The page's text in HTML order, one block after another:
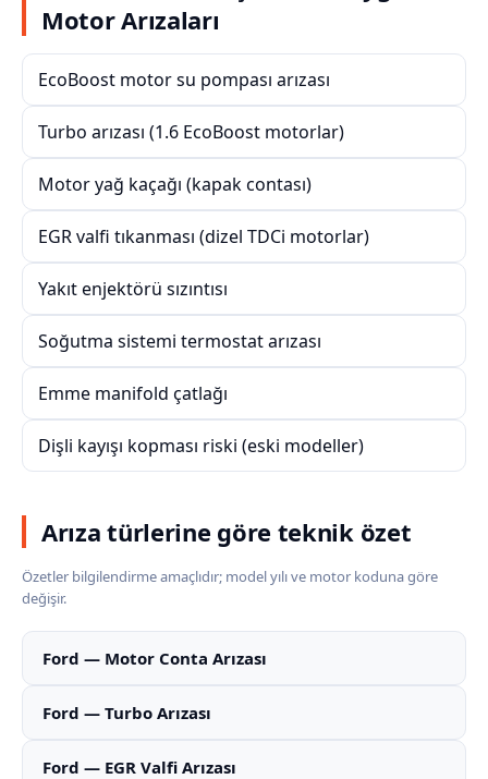
Motor Arızaları
EcoBoost motor su pompası arızası
Turbo arızası (1.6 EcoBoost motorlar)
Motor yağ kaçağı (kapak contası)
EGR valfi tıkanması (dizel TDCi motorlar)
Yakıt enjektörü sızıntısı
Soğutma sistemi termostat arızası
Emme manifold çatlağı
Dişli kayışı kopması riski (eski modeller)
Arıza türlerine göre teknik özet
Özetler bilgilendirme amaçlıdır; model yılı ve motor koduna göre
değişir.
Ford — Motor Conta Arızası
Ford — Turbo Arızası
Ford — EGR Valfi Arızası